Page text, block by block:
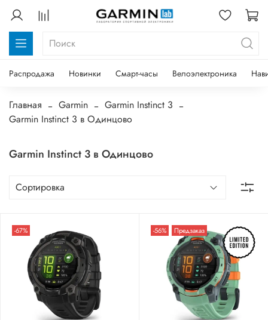
Распродажа Новинки Смарт-часы Велоэлектроника
Главная Garmin
Garmin Instinct 3
Garmin Instinct 3 в Одинцово
Garmin Instinct 3 в Одинцово
-67% -56% Предзаказ